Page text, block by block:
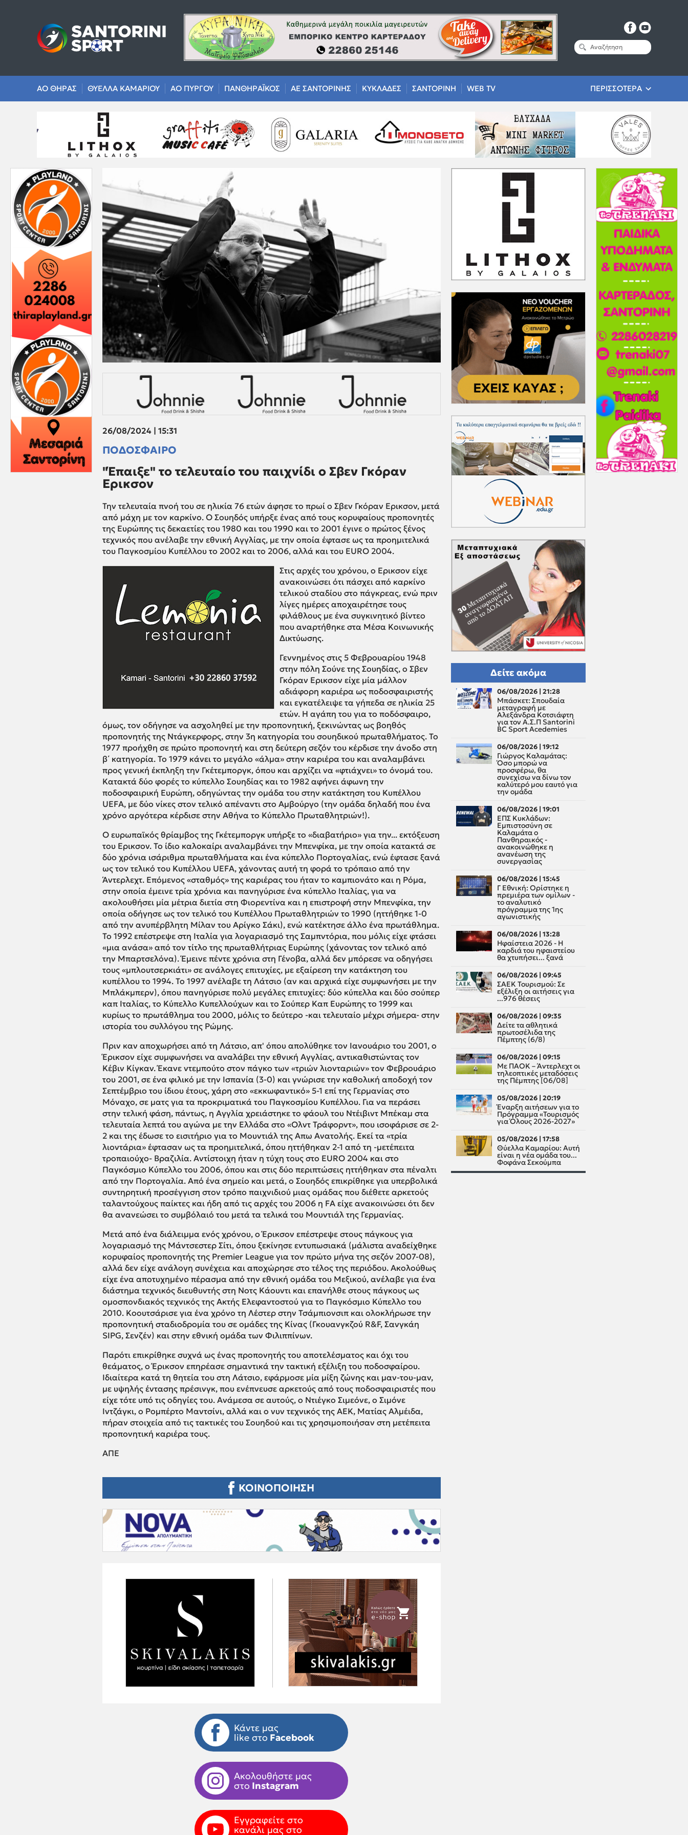
ΑΟ ΘΗΡΑΣ ΘΥΕΛΛΑ ΚΑΜΑΡΙΟΥ ΑΟ ΠΥΡΓΟΥ ΠΑΝΘΗΡΑΪΚΟΣ ΑΕ ΣΑΝΤΟΡΙΝΗΣ ΚΥΚΛΑΔΕΣ ΣΑΝΤΟΡΙΝΗ WEB TV ΠΕΡΙΣΣΟΤΕΡΑ
26/08/2024 | 15:31
ΠΟΔΟΣΦΑΙΡΟ
"Έπαιξε" το τελευταίο του παιχνίδι ο Σβεν Γκόραν
Ερικσον
Την τελευταία πνοή του σε ηλικία 76 ετών άφησε το πρωί ο Σβεν Γκόραν Ερικσον, μετά
από μάχη με τον καρκίνο. Ο Σουηδός υπήρξε ένας από τους κορυφαίους προπονητές
της Ευρώπης τις δεκαετίες του 1980 και του 1990 και το 2001 έγινε ο πρώτος ξένος
τεχνικός που ανέλαβε την εθνική Αγγλίας, με την οποία έφτασε ως τα προημιτελικά
του Παγκοσμίου Κυπέλλου το 2002 και το 2006, αλλά και του EURO 2004.
Στις αρχές του χρόνου, ο Ερικσον είχε
ανακοινώσει ότι πάσχει από καρκίνο
τελικού σταδίου στο πάγκρεας, ενώ πριν
λίγες ημέρες αποχαιρέτησε τους
φιλάθλους με ένα συγκινητικό βίντεο
που αναρτήθηκε στα Μέσα Κοινωνικής
Δικτύωσης.
Γεννημένος στις 5 Φεβρουαρίου 1948
στην πόλη Σούνε της Σουηδίας, ο Σβεν
Γκόραν Ερικσον είχε μία μάλλον
αδιάφορη καριέρα ως ποδοσφαιριστής
και εγκατέλειψε τα γήπεδα σε ηλικία 25
ετών. Η αγάπη του για το ποδόσφαιρο,
όμως, τον οδήγησε να ασχοληθεί με την προπονητική, ξεκινώντας ως βοηθός
προπονητής της Ντάγκερφορς, στην 3η κατηγορία του σουηδικού πρωταθλήματος. Το
1977 προήχθη σε πρώτο προπονητή και στη δεύτερη σεζόν του κέρδισε την άνοδο στη
β΄ κατηγορία. Το 1979 κάνει το μεγάλο «άλμα» στην καριέρα του και αναλαμβάνει
προς γενική έκπληξη την Γκέτεμποργκ, όπου και αρχίζει να «φτιάχνει» το όνομά του.
Κατακτά δύο φορές το κύπελλο Σουηδίας και το 1982 αφήνει άφωνη την
ποδοσφαιρική Ευρώπη, οδηγώντας την ομάδα του στην κατάκτηση του Κυπέλλου
UEFA, με δύο νίκες στον τελικό απέναντι στο Αμβούργο (την ομάδα δηλαδή που ένα
χρόνο αργότερα κέρδισε στην Αθήνα το Κύπελλο Πρωταθλητριών!).
Ο ευρωπαϊκός θρίαμβος της Γκέτεμποργκ υπήρξε το «διαβατήριο» για την... εκτόξευση
του Ερικσον. Το ίδιο καλοκαίρι αναλαμβάνει την Μπενφίκα, με την οποία κατακτά σε
δύο χρόνια ισάριθμα πρωταθλήματα και ένα κύπελλο Πορτογαλίας, ενώ έφτασε ξανά
ως τον τελικό του Κυπέλλου UEFA, χάνοντας αυτή τη φορά το τρόπαιο από την
Άντερλεχτ. Επόμενος «σταθμός» της καριέρας του ήταν το καμπιονάτο και η Ρόμα,
στην οποία έμεινε τρία χρόνια και πανηγύρισε ένα κύπελλο Ιταλίας, για να
ακολουθήσει μία μέτρια διετία στη Φιορεντίνα και η επιστροφή στην Μπενφίκα, την
οποία οδήγησε ως τον τελικό του Κυπέλλου Πρωταθλητριών το 1990 (ηττήθηκε 1-0
από την ανυπέρβλητη Μίλαν του Αρίγκο Σάκι), ενώ κατέκτησε άλλο ένα πρωτάθλημα.
Το 1992 επέστρεψε στη Ιταλία για λογαριασμό της Σαμπντόρια, που μόλις είχε φτάσει
«μια ανάσα» από τον τίτλο της πρωταθλήτριας Ευρώπης (χάνοντας τον τελικό από
την Μπαρτσελόνα). Έμεινε πέντε χρόνια στη Γένοβα, αλλά δεν μπόρεσε να οδηγήσει
τους «μπλουτσερκιάτι» σε ανάλογες επιτυχίες, με εξαίρεση την κατάκτηση του
κυπέλλου το 1994. Το 1997 ανέλαβε τη Λάτσιο (αν και αρχικά είχε συμφωνήσει με την
Μπλάκμπερν), όπου πανηγύρισε πολύ μεγάλες επιτυχίες: δύο κύπελλα και δύο σούπερ
καπ Ιταλίας, το Κύπελλο Κυπελλούχων και το Σούπερ Καπ Ευρώπης το 1999 και
κυρίως το πρωτάθλημα του 2000, μόλις το δεύτερο -και τελευταίο μέχρι σήμερα- στην
ιστορία του συλλόγου της Ρώμης.
Πριν καν αποχωρήσει από τη Λάτσιο, απ' όπου απολύθηκε τον Ιανουάριο του 2001, ο
Έρικσον είχε συμφωνήσει να αναλάβει την εθνική Αγγλίας, αντικαθιστώντας τον
Κέβιν Κίγκαν. Έκανε ντεμπούτο στον πάγκο των «τριών λιονταριών» τον Φεβρουάριο
του 2001, σε ένα φιλικό με την Ισπανία (3-0) και γνώρισε την καθολική αποδοχή τον
Σεπτέμβριο του ίδιου έτους, χάρη στο «εκκωφαντικό» 5-1 επί της Γερμανίας στο
Μόναχο, σε ματς για τα προκριματικά του Παγκοσμίου Κυπέλλου. Για να περάσει
στην τελική φάση, πάντως, η Αγγλία χρειάστηκε το φάουλ του Ντέιβιντ Μπέκαμ στα
τελευταία λεπτά του αγώνα με την Ελλάδα στο «Ολντ Τράφορντ», που ισοφάρισε σε 2-
2 και της έδωσε το εισιτήριο για το Μουντιάλ της Απω Ανατολής. Εκεί τα «τρία
λιοντάρια» έφτασαν ως τα προημιτελικά, όπου ηττήθηκαν 2-1 από τη -μετέπειτα
τροπαιούχο- Βραζιλία. Αντίστοιχη ήταν η τύχη τους στο EURO 2004 και στο
Παγκόσμιο Κύπελλο του 2006, όπου και στις δύο περιπτώσεις ηττήθηκαν στα πέναλτι
από την Πορτογαλία. Από ένα σημείο και μετά, ο Σουηδός επικρίθηκε για υπερβολικά
συντηρητική προσέγγιση στον τρόπο παιχνιδιού μιας ομάδας που διέθετε αρκετούς
ταλαντούχους παίκτες και ήδη από τις αρχές του 2006 η FA είχε ανακοινώσει ότι δεν
θα ανανεώσει το συμβόλαιό του μετά τα τελικά του Μουντιάλ της Γερμανίας.
Μετά από ένα διάλειμμα ενός χρόνου, ο Έρικσον επέστρεψε στους πάγκους για
λογαριασμό της Μάντσεστερ Σίτι, όπου ξεκίνησε εντυπωσιακά (μάλιστα αναδείχθηκε
κορυφαίος προπονητής της Premier League για τον πρώτο μήνα της σεζόν 2007-08),
αλλά δεν είχε ανάλογη συνέχεια και αποχώρησε στο τέλος της περιόδου. Ακολούθως
είχε ένα αποτυχημένο πέρασμα από την εθνική ομάδα του Μεξικού, ανέλαβε για ένα
διάστημα τεχνικός διευθυντής στη Νοτς Κάουντι και επανήλθε στους πάγκους ως
ομοσπονδιακός τεχνικός της Ακτής Ελεφαντοστού για το Παγκόσμιο Κύπελλο του
2010. Κοουτσάρισε για ένα χρόνο τη Λέστερ στην Τσάμπιονσιπ και ολοκλήρωσε την
προπονητική σταδιοδρομία του σε ομάδες της Κίνας (Γκουανγκζού R&F, Σανγκάη
SIPG, Σενζέν) και στην εθνική ομάδα των Φιλιππίνων.
Παρότι επικρίθηκε συχνά ως ένας προπονητής του αποτελέσματος και όχι του
θεάματος, ο Έρικσον επηρέασε σημαντικά την τακτική εξέλιξη του ποδοσφαίρου.
Ιδιαίτερα κατά τη θητεία του στη Λάτσιο, εφάρμοσε μία μίξη ζώνης και μαν-του-μαν,
με υψηλής έντασης πρέσινγκ, που ενέπνευσε αρκετούς από τους ποδοσφαιριστές που
είχε τότε υπό τις οδηγίες του. Ανάμεσα σε αυτούς, ο Ντιέγκο Σιμεόνε, ο Σιμόνε
Ιντζάγκι, ο Ρομπέρτο Μαντσίνι, αλλά και ο νυν τεχνικός της ΑΕΚ, Ματίας Αλμέιδα,
πήραν στοιχεία από τις τακτικές του Σουηδού και τις χρησιμοποιήσαν στη μετέπειτα
προπονητική καριέρα τους.
ΑΠΕ
ΚΟΙΝΟΠΟΙΗΣΗ
Κάντε μας
like στο Facebook
Ακολουθήστε μας
στο Instagram
Εγγραφείτε στο
κανάλι μας στο
Δείτε ακόμα
06/08/2026 | 21:28
Μπάσκετ: Σπουδαία
μεταγραφή με
Αλεξάνδρα Κοτσιάφτη
για τον A.Σ.Π Santorini
BC Sport Acedemies
06/08/2026 | 19:12
Γιώργος Καλαμάτας:
Όσο μπορώ να
προσφέρω, θα
συνεχίσω να δίνω τον
καλύτερό μου εαυτό για
την ομάδα
06/08/2026 | 19:01
ΕΠΣ Κυκλάδων:
Εμπιστοσύνη σε
Καλαμάτα ο
Πανθηραικός -
ανακοινώθηκε η
ανανέωση της
συνεργασίας
06/08/2026 | 15:45
Γ Εθνική: Ορίστηκε η
πρεμιέρα των ομίλων -
το αναλυτικό
πρόγραμμα της 1ης
αγωνιστικής
06/08/2026 | 13:28
Ηφαίστεια 2026 - Η
καρδιά του ηφαιστείου
θα χτυπήσει... ξανά
06/08/2026 | 09:45
ΣΑΕΚ Τουρισμού: Σε
εξέλιξη οι αιτήσεις για
...976 θέσεις
06/08/2026 | 09:35
Δείτε τα αθλητικά
πρωτοσέλιδα της
Πέμπτης (6/8)
06/08/2026 | 09:15
Με ΠΑΟΚ – Άντερλεχτ οι
τηλεοπτικές μεταδόσεις
της Πέμπτης [06/08]
05/08/2026 | 20:19
Έναρξη αιτήσεων για το
Πρόγραμμα «Τουρισμός
για Όλους 2026-2027»
05/08/2026 | 17:58
Θύελλα Καμαρίου: Αυτή
είναι η νέα ομάδα του...
Φοφάνα Σεκούμπα